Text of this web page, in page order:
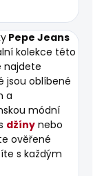
Pepe Jeans
kolekce této
najdete
jsou oblíbené
a
módní
džíny nebo
ověřené
s každým